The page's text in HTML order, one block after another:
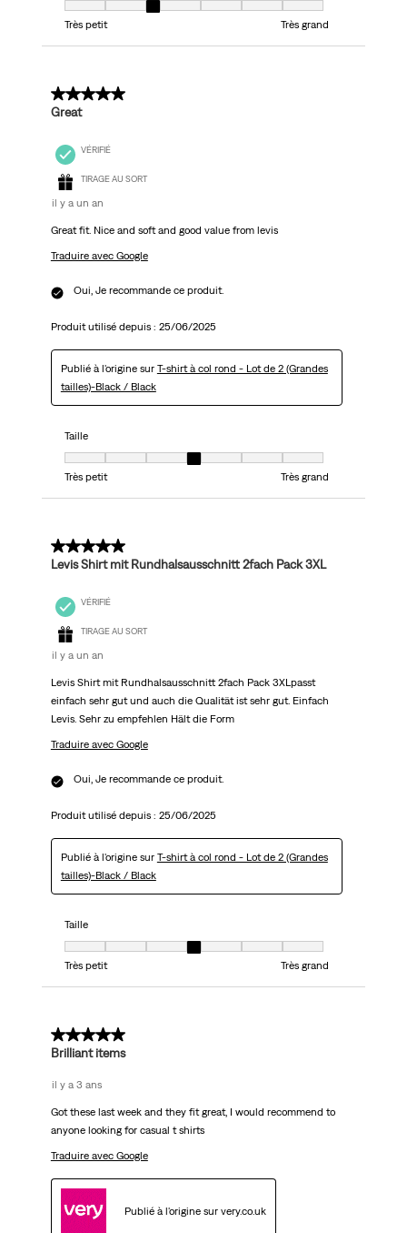
Taille, 3 sur 7, où 1 est égal à Très petit et 7 est égal à Très grand
Très petit
Très grand
5 sur 5 étoiles.
Great
VÉRIFIÉ
TIRAGE AU SORT
il y a un an
Great fit. Nice and soft and good value from levis
Traduire avec Google
Oui, Je recommande ce produit.
Produit utilisé depuis : 25/06/2025
Publié à l'origine sur T-shirt à col rond - Lot de 2 (Grandes
tailles)-Black / Black
Taille
Taille, 4 sur 7, où 1 est égal à Très petit et 7 est égal à Très grand
Très petit
Très grand
5 sur 5 étoiles.
Levis Shirt mit Rundhalsausschnitt 2fach Pack 3XL
VÉRIFIÉ
TIRAGE AU SORT
il y a un an
Levis Shirt mit Rundhalsausschnitt 2fach Pack 3XLpasst
einfach sehr gut und auch die Qualität ist sehr gut. Einfach
Levis. Sehr zu empfehlen Hält die Form
Traduire avec Google
Oui, Je recommande ce produit.
Produit utilisé depuis : 25/06/2025
Publié à l'origine sur T-shirt à col rond - Lot de 2 (Grandes
tailles)-Black / Black
Taille
Taille, 4 sur 7, où 1 est égal à Très petit et 7 est égal à Très grand
Très petit
Très grand
5 sur 5 étoiles.
Brilliant items
il y a 3 ans
Got these last week and they fit great, I would recommend to
anyone looking for casual t shirts
Traduire avec Google
Publié à l'origine sur very.co.uk